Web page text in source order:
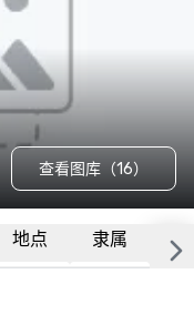
查看图库（16）
地点 隶属 更